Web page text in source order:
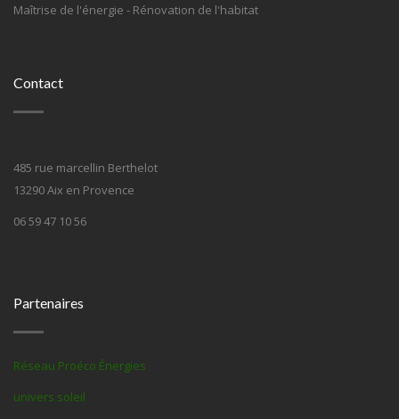
Maîtrise de l'énergie - Rénovation de l'habitat
Contact
485 rue marcellin Berthelot
13290 Aix en Provence
06 59 47 10 56
Partenaires
Réseau Proéco Énergies
univers soleil